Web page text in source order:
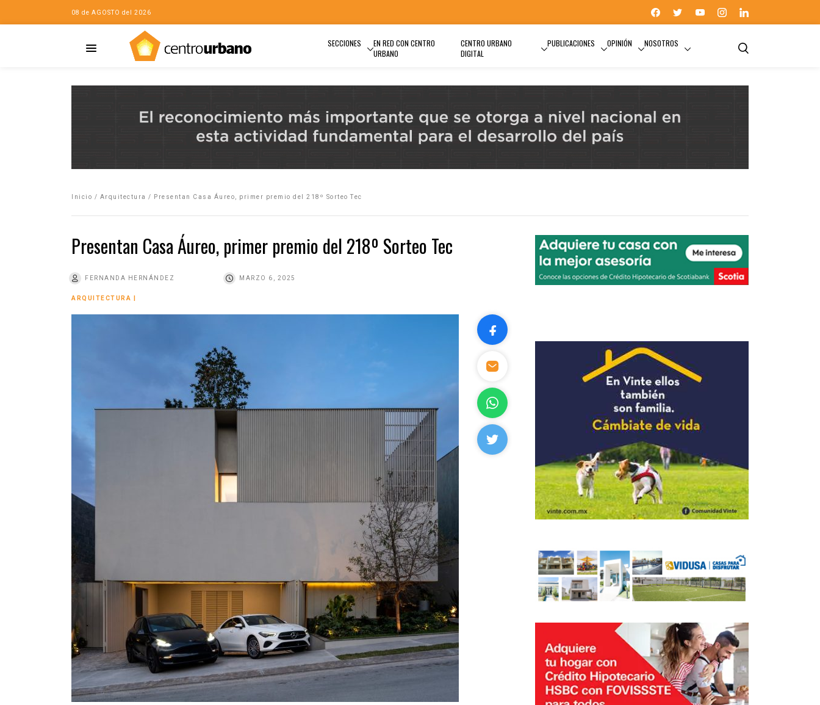
08 de AGOSTO del 2026
SECCIONES
EN RED CON CENTRO
URBANO
CENTRO URBANO
DIGITAL
PUBLICACIONES OPINIÓN NOSOTROS
Inicio / Arquitectura / Presentan Casa Áureo, primer premio del 218º Sorteo Tec
Presentan Casa Áureo, primer premio del 218º Sorteo Tec
FERNANDA HERNÁNDEZ MARZO 6, 2025
ARQUITECTURA